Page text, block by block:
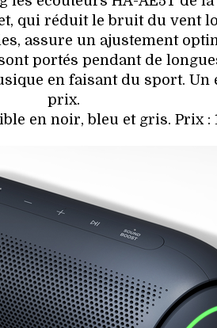
qui réduit le bruit du vent
assure un ajustement
portés pendant de
en faisant du sport.
prix.
en noir, bleu et gris. Prix :